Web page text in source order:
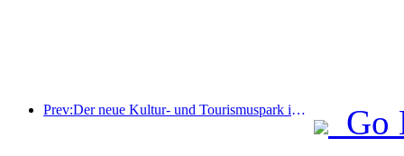
Prev:Der neue Kultur- und Tourismuspark im Pekinger Unterzentrum, der Pinnacle Park, wird dieses Jahr offiziell eröffnet.
Go